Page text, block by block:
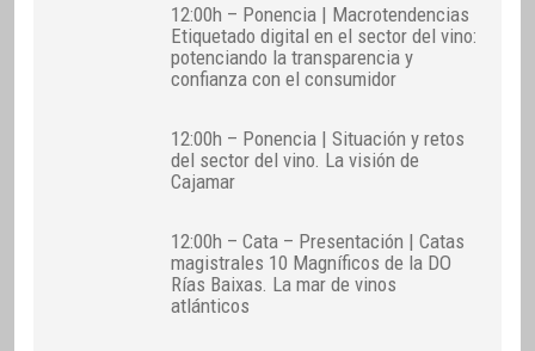
12:00h – Ponencia | Macrotendencias
Etiquetado digital en el sector del vino:
potenciando la transparencia y
confianza con el consumidor
12:00h – Ponencia | Situación y retos
del sector del vino. La visión de
Cajamar
12:00h – Cata – Presentación | Catas
magistrales 10 Magníficos de la DO
Rías Baixas. La mar de vinos
atlánticos